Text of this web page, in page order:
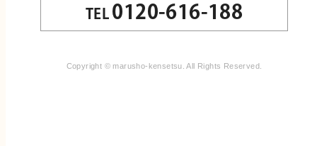
TEL 0120-616-188
Copyright © marusho-kensetsu. All Rights Reserved.